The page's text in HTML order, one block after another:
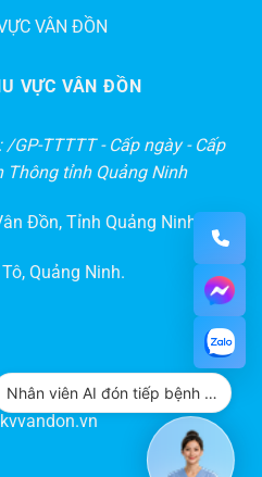
VÂN ĐỒN
VỰC VÂN ĐỒN
GP-TTTTT - Cấp ngày - Cấp
Thông tỉnh Quảng Ninh
Đồn, Tỉnh Quảng Ninh
Quảng Ninh.
Nhân viên AI đón tiếp bệnh nhân